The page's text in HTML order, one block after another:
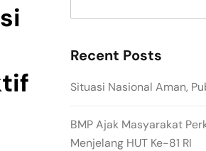
Recent Posts
Situasi Nasional Aman,
BMP Ajak Masyarakat
Menjelang HUT Ke-81 RI